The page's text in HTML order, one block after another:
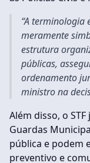
“A terminologia
meramente
estrutura
públicas,
ordenamento
ministro na
Além disso, o
Guardas
pública e podem
preventivo e